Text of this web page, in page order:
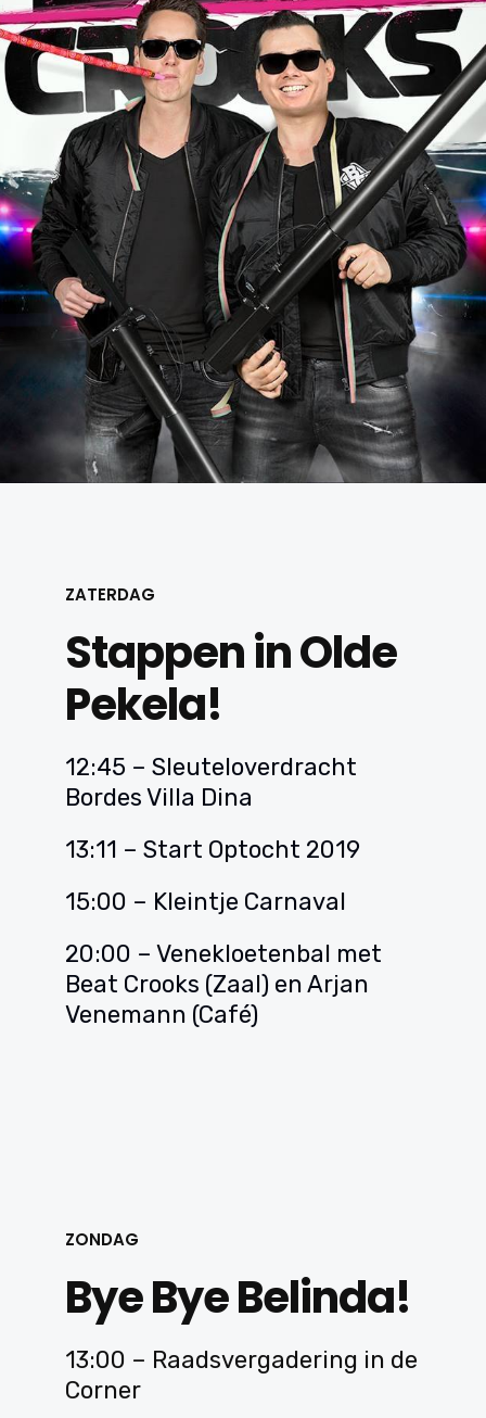
ZATERDAG
Stappen in Olde
Pekela!
12:45 – Sleuteloverdracht
Bordes Villa Dina
13:11 – Start Optocht 2019
15:00 – Kleintje Carnaval
20:00 – Venekloetenbal met
Beat Crooks (Zaal) en Arjan
Venemann (Café)
ZONDAG
Bye Bye Belinda!
13:00 – Raadsvergadering in de
Corner